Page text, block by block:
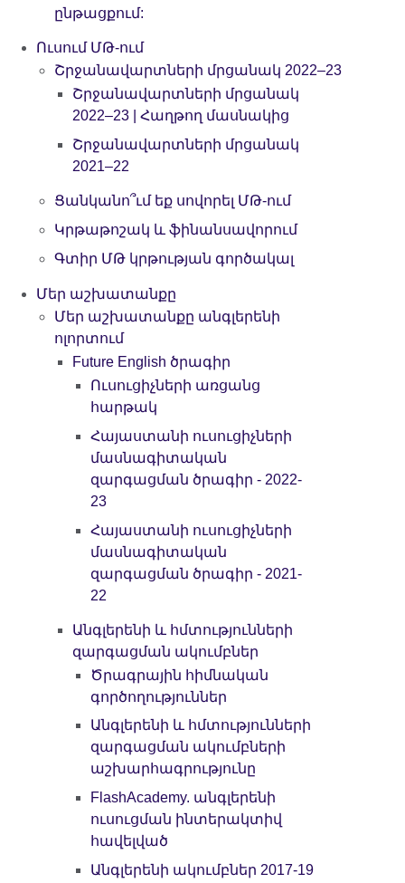
ընթացքում:
Ուսում ՄԹ-ում
Շրջանավարտների մրցանակ 2022–23
Շրջանավարտների մրցանակ
2022–23 | Հաղթող մասնակից
Շրջանավարտների մրցանակ
2021–22
Ցանկանո՞ւմ եք սովորել ՄԹ-ում
Կրթաթոշակ և ֆինանսավորում
Գտիր ՄԹ կրթության գործակալ
Մեր աշխատանքը
Մեր աշխատանքը անգլերենի
ոլորտում
Future English ծրագիր
Ուսուցիչների առցանց
հարթակ
Հայաստանի ուսուցիչների
մասնագիտական
զարգացման ծրագիր - 2022-
23
Հայաստանի ուսուցիչների
մասնագիտական
զարգացման ծրագիր - 2021-
22
Անգլերենի և հմտությունների
զարգացման ակումբներ
Ծրագրային հիմնական
գործողություններ
Անգլերենի և հմտությունների
զարգացման ակումբների
աշխարհագրությունը
FlashAcademy. անգլերենի
ուսուցման ինտերակտիվ
հավելված
Անգլերենի ակումբներ 2017-19